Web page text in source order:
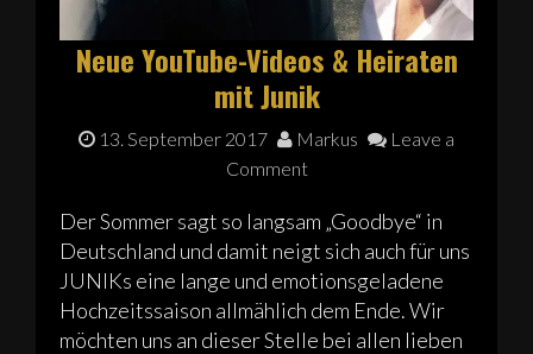
Neue YouTube-Videos & Heiraten
mit Junik
13. September 2017 Markus
Leave a
Comment
Der Sommer sagt so langsam „Goodbye“ in
Deutschland und damit neigt sich auch für uns
JUNIKs eine lange und emotionsgeladene
Hochzeitssaison allmählich dem Ende. Wir
möchten uns an dieser Stelle bei allen lieben